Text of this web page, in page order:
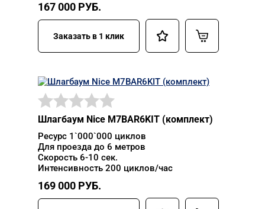
167 000 РУБ.
Заказать в 1 клик
Шлагбаум Nice M7BAR6KIT (комплект)
Ресурс 1`000`000 циклов
Для проезда до 6 метров
Скорость 6-10 сек.
Интенсивность 200 циклов/час
169 000 РУБ.